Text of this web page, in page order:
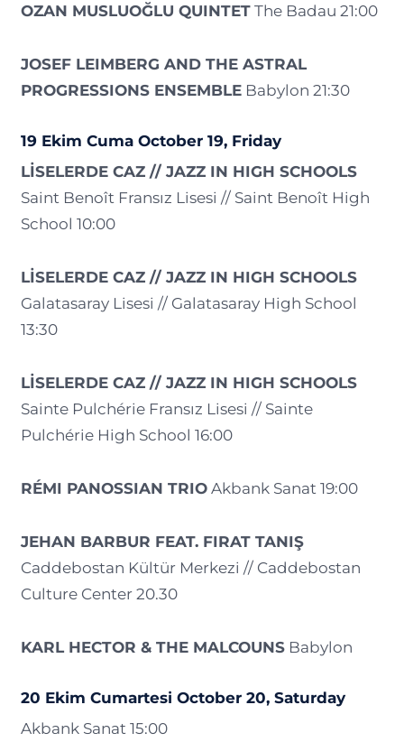
OZAN MUSLUOĞLU QUINTETThe Badau 21:00
JOSEF LEIMBERG AND THE ASTRAL
PROGRESSIONS ENSEMBLEBabylon 21:30
19 Ekim Cuma October 19, Friday
LİSELERDE CAZ // JAZZ IN HIGH SCHOOLS
Saint Benoît Fransız Lisesi // Saint Benoît High
School 10:00
LİSELERDE CAZ // JAZZ IN HIGH SCHOOLS
Galatasaray Lisesi // Galatasaray High School
13:30
LİSELERDE CAZ // JAZZ IN HIGH SCHOOLS
Sainte Pulchérie Fransız Lisesi // Sainte
Pulchérie High School 16:00
RÉMI PANOSSIAN TRIOAkbank Sanat 19:00
JEHAN BARBUR FEAT. FIRAT TANIŞ
Caddebostan Kültür Merkezi // Caddebostan
Culture Center 20.30
KARL HECTOR & THE MALCOUNSBabylon
20 Ekim Cumartesi October 20, Saturday
Akbank Sanat 15:00